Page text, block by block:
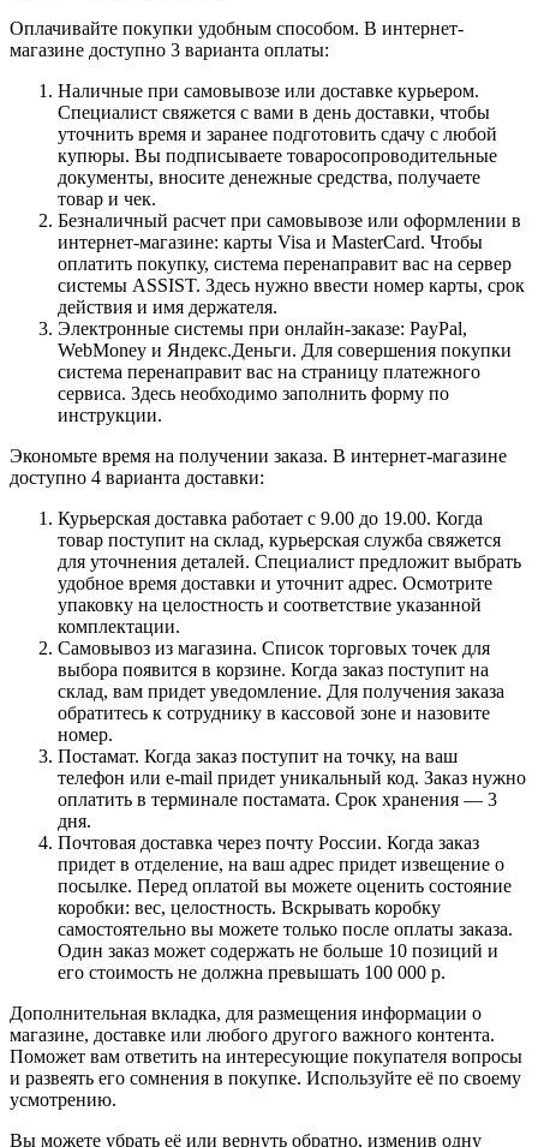
Оплачивайте покупки удобным способом. В интернет-
магазине доступно 3 варианта оплаты:
Наличные при самовывозе или доставке курьером.
Специалист свяжется с вами в день доставки, чтобы
уточнить время и заранее подготовить сдачу с любой
купюры. Вы подписываете товаросопроводительные
документы, вносите денежные средства, получаете
товар и чек.
Безналичный расчет при самовывозе или оформлении в
интернет-магазине: карты Visa и MasterCard. Чтобы
оплатить покупку, система перенаправит вас на сервер
системы ASSIST. Здесь нужно ввести номер карты, срок
действия и имя держателя.
Электронные системы при онлайн-заказе: PayPal,
WebMoney и Яндекс.Деньги. Для совершения покупки
система перенаправит вас на страницу платежного
сервиса. Здесь необходимо заполнить форму по
инструкции.
Экономьте время на получении заказа. В интернет-магазине
доступно 4 варианта доставки:
Курьерская доставка работает с 9.00 до 19.00. Когда
товар поступит на склад, курьерская служба свяжется
для уточнения деталей. Специалист предложит выбрать
удобное время доставки и уточнит адрес. Осмотрите
упаковку на целостность и соответствие указанной
комплектации.
Самовывоз из магазина. Список торговых точек для
выбора появится в корзине. Когда заказ поступит на
склад, вам придет уведомление. Для получения заказа
обратитесь к сотруднику в кассовой зоне и назовите
номер.
Постамат. Когда заказ поступит на точку, на ваш
телефон или e-mail придет уникальный код. Заказ нужно
оплатить в терминале постамата. Срок хранения — 3
дня.
Почтовая доставка через почту России. Когда заказ
придет в отделение, на ваш адрес придет извещение о
посылке. Перед оплатой вы можете оценить состояние
коробки: вес, целостность. Вскрывать коробку
самостоятельно вы можете только после оплаты заказа.
Один заказ может содержать не больше 10 позиций и
его стоимость не должна превышать 100 000 р.
Дополнительная вкладка, для размещения информации о
магазине, доставке или любого другого важного контента.
Поможет вам ответить на интересующие покупателя вопросы
и развеять его сомнения в покупке. Используйте её по своему
усмотрению.
Вы можете убрать её или вернуть обратно, изменив одну